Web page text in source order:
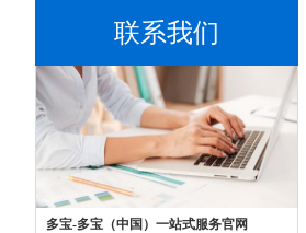
联系我们
多宝-多宝（中国）一站式服务官网